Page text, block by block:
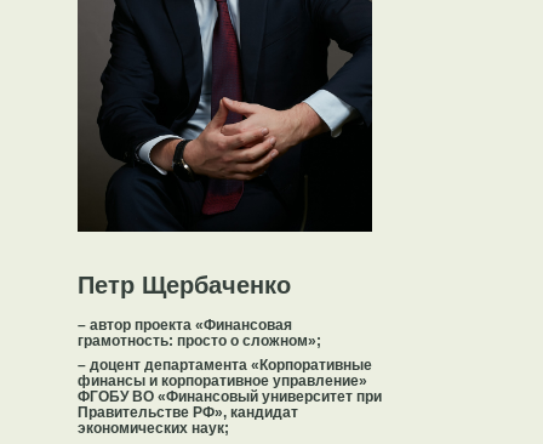
Петр Щербаченко
– доцент департамента «Корпоративные
финансы и корпоративное управление»
ФГОБУ ВО «Финансовый университет при
Правительстве РФ», кандидат
экономических наук;
– автор проекта «Финансовая
грамотность: просто о сложном»;